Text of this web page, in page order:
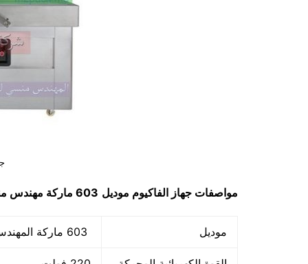
مواصفات جهاز الفاكيوم موديل 603 ماركة مهندس منسي
موديل